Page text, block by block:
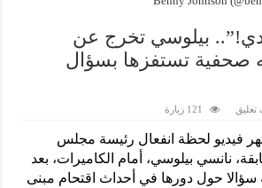
بيلوسي تخرج عن
صحفية تستفزها بسؤال
121 زيارة
فيديو لحظة انفعال رئيسة مجلس
نانسي بيلوسي، أمام الكاميرات، بعد
حول دورها في أحداث اقتحام مبنى